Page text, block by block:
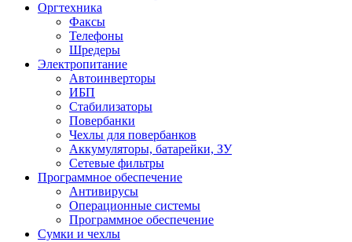
Оргтехника
Факсы
Телефоны
Шредеры
Электропитание
Автоинверторы
ИБП
Стабилизаторы
Повербанки
Чехлы для повербанков
Аккумуляторы, батарейки, ЗУ
Сетевые фильтры
Программное обеспечение
Антивирусы
Операционные системы
Программное обеспечение
Сумки и чехлы